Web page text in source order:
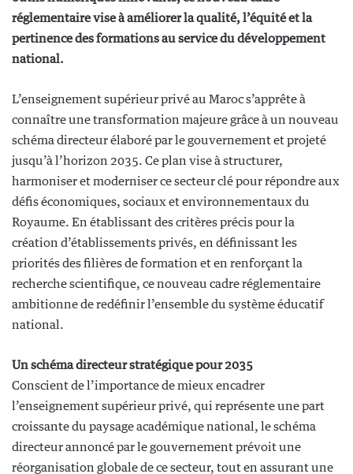
réglementaire vise à améliorer la qualité, l’équité et la
pertinence des formations au service du développement
national.
L’enseignement supérieur privé au Maroc s’apprête à
connaître une transformation majeure grâce à un nouveau
schéma directeur élaboré par le gouvernement et projeté
jusqu’à l’horizon 2035. Ce plan vise à structurer,
harmoniser et moderniser ce secteur clé pour répondre aux
défis économiques, sociaux et environnementaux du
Royaume. En établissant des critères précis pour la
création d’établissements privés, en définissant les
priorités des filières de formation et en renforçant la
recherche scientifique, ce nouveau cadre réglementaire
ambitionne de redéfinir l’ensemble du système éducatif
national.
Un schéma directeur stratégique pour 2035
Conscient de l’importance de mieux encadrer
l’enseignement supérieur privé, qui représente une part
croissante du paysage académique national, le schéma
directeur annoncé par le gouvernement prévoit une
réorganisation globale de ce secteur, tout en assurant une